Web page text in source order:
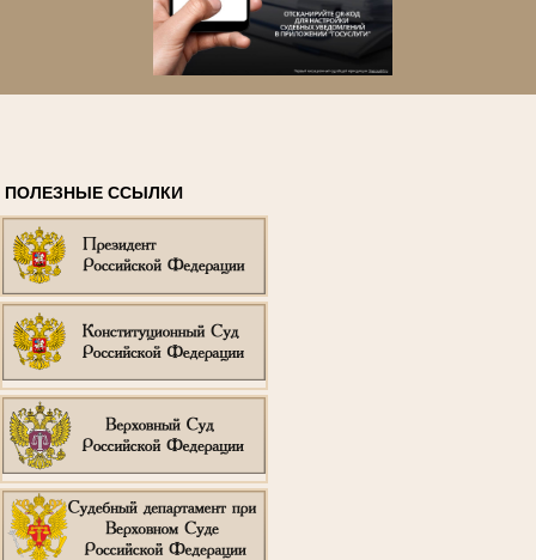
ПОЛЕЗНЫЕ ССЫЛКИ